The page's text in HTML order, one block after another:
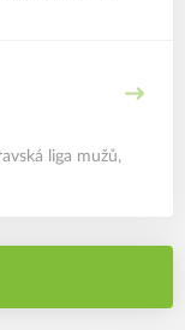
liga mužů,